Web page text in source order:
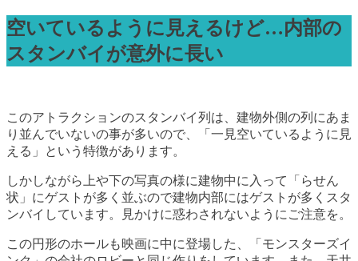
空いているように見えるけど…内部の
スタンバイが意外に長い
このアトラクションのスタンバイ列は、建物外側の列にあま
り並んでいないの事が多いので、「一見空いているように見
える」という特徴があります。
しかしながら上や下の写真の様に建物中に入って「らせん
状」にゲストが多く並ぶので建物内部にはゲストが多くスタ
ンバイしています。見かけに惑わされないようにご注意を。
この円形のホールも映画に中に登場した、「モンスターズイ